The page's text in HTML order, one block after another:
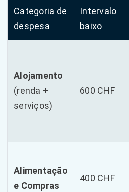
Categoria de
despesa
Intervalo
baixo
Alojamento
(renda +
serviços)
600 CHF
Alimentação
e Compras
400 CHF